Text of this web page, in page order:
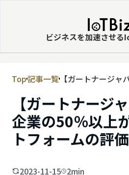
ビジネスを加速させる
MVNE
エッジ
LPWA
DaaS
Top記事一覧 【ガートナージャ
【ガートナージ
企業の50％以上
トフォームの評
2023-11-15 2min